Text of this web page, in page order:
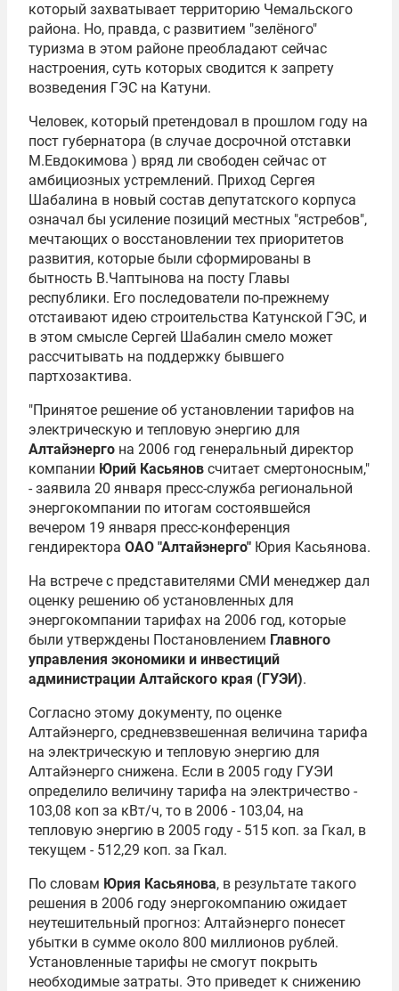
который захватывает территорию Чемальского
района. Но, правда, с развитием "зелёного"
туризма в этом районе преобладают сейчас
настроения, суть которых сводится к запрету
возведения ГЭС на Катуни.
Человек, который претендовал в прошлом году на
пост губернатора (в случае досрочной отставки
М.Евдокимова ) вряд ли свободен сейчас от
амбициозных устремлений. Приход Сергея
Шабалина в новый состав депутатского корпуса
означал бы усиление позиций местных "ястребов",
мечтающих о восстановлении тех приоритетов
развития, которые были сформированы в
бытность В.Чаптынова на посту Главы
республики. Его последователи по-прежнему
отстаивают идею строительства Катунской ГЭС, и
в этом смысле Сергей Шабалин смело может
рассчитывать на поддержку бывшего
партхозактива.
"Принятое решение об установлении тарифов на
электрическую и тепловую энергию для
Алтайэнерго на 2006 год генеральный директор
компании Юрий Касьянов считает смертоносным,"
- заявила 20 января пресс-служба региональной
энергокомпании по итогам состоявшейся
вечером 19 января пресс-конференция
гендиректора ОАО "Алтайэнерго" Юрия Касьянова.
На встрече с представителями СМИ менеджер дал
оценку решению об установленных для
энергокомпании тарифах на 2006 год, которые
были утверждены Постановлением Главного
управления экономики и инвестиций
администрации Алтайского края (ГУЭИ).
Согласно этому документу, по оценке
Алтайэнерго, средневзвешенная величина тарифа
на электрическую и тепловую энергию для
Алтайэнерго снижена. Если в 2005 году ГУЭИ
определило величину тарифа на электричество -
103,08 коп за кВт/ч, то в 2006 - 103,04, на
тепловую энергию в 2005 году - 515 коп. за Гкал, в
текущем - 512,29 коп. за Гкал.
По словам Юрия Касьянова, в результате такого
решения в 2006 году энергокомпанию ожидает
неутешительный прогноз: Алтайэнерго понесет
убытки в сумме около 800 миллионов рублей.
Установленные тарифы не смогут покрыть
необходимые затраты. Это приведет к снижению